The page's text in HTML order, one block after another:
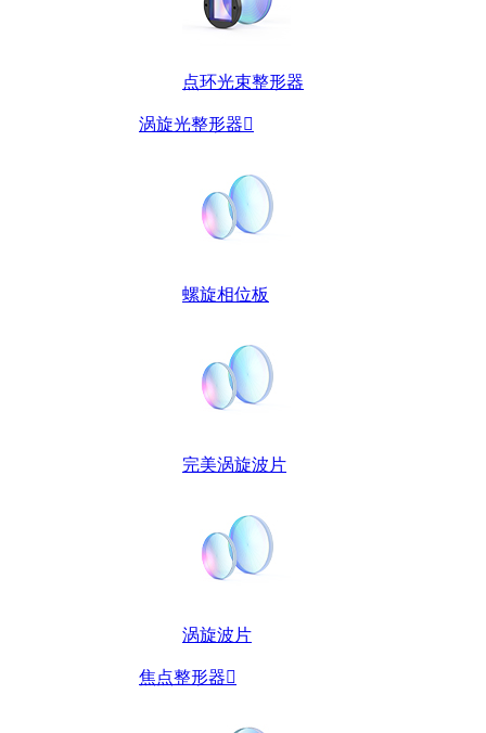
点环光束整形器
涡旋光整形器
螺旋相位板
完美涡旋波片
涡旋波片
焦点整形器